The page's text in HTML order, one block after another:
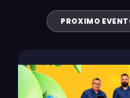
PROXIMO